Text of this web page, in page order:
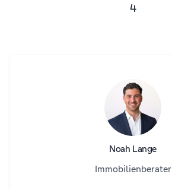
4
Noah Lange
Immobilienberater